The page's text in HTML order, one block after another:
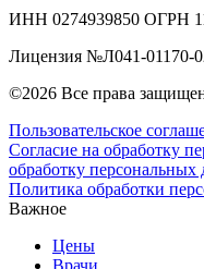
ИНН 0274939850 ОГРН
Лицензия №Л041-01170-
©2026 Все права
Пользовательское
Согласие на обработку
обработку
Политика обработки
Важное
Цены
Врачи